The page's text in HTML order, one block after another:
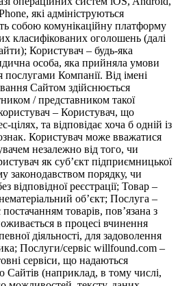
які адмініструються
собою комунікаційну платформу
класифікованих оголошень (далі
Користувач – будь-яка
особа, яка прийняла умови
послугами Компанії. Від імені
Сайтом здійснюється
/ представником такої
– Користувач, що
цілях, та відповідає хоча б одній із
Користувач може вважатися
незалежно від того, чи
як суб’єкт підприємницької
законодавством порядку, чи
відповідної реєстрації; Товар –
об’єкт; Послуга –
товарів, пов’язана з
в процесі вчинення
діяльності, для задоволення
Послуги/сервіс willfound.com –
сервіси, що надаються
(наприклад, в тому числі,